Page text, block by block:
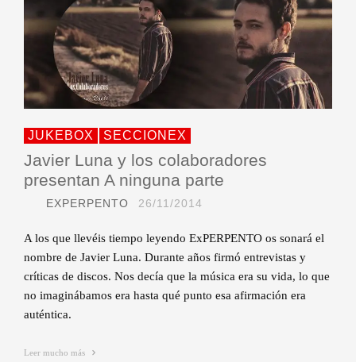
JUKEBOX SECCIONEX
Javier Luna y los colaboradores
presentan A ninguna parte
EXPERPENTO 26/11/2014
A los que llevéis tiempo leyendo ExPERPENTO os sonará el
nombre de Javier Luna. Durante años firmó entrevistas y
críticas de discos. Nos decía que la música era su vida, lo que
no imaginábamos era hasta qué punto esa afirmación era
auténtica.
Leer mucho más